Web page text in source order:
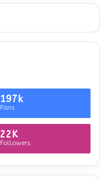
197k
Fans
22K
Followers